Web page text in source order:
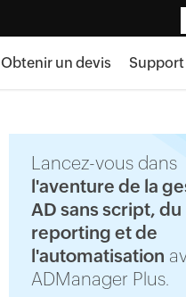
Obtenir un devis Support
Lancez-vous dans
l'aventure de la
AD sans script, du
reporting et de
l'automatisation
ADManager Plus.